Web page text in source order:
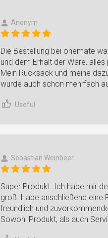
Anonym
Die Bestellung bei onemate
und dem Erhalt der Ware, alles
Mein Rucksack und meine
wurde auch schon mehrfach
Useful
Sebastian Weinbeer
Super Produkt. Ich habe mir
groß. Habe anschließend eine
freundlich und
Sowohl Produkt, als auch